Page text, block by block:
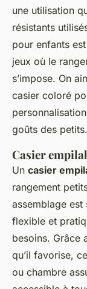
une utilisation
résistants
pour enfants
jeux où le
s’impose. On
casier coloré
goûts des petits.
Casier
Un casier
rangement
assemblage
flexible et
besoins. Grâce
qu’il favorise,
ou chambre